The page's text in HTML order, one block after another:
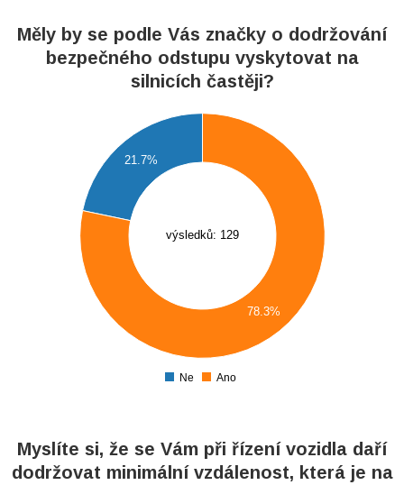
Měly by se podle Vás značky o dodržování
bezpečného odstupu vyskytovat na
silnicích častěji?
výsledků: 129
21.7%
78.3%
Ne Ano
Myslíte si, že se Vám při řízení vozidla daří
dodržovat minimální vzdálenost, která je na